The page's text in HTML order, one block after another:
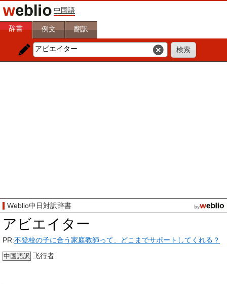
中国語
辞書 例文 翻訳
Weblio中日対訳辞書
アビエイター
PR:不登校の子に合う家庭教師って、どこまでサポートしてくれる？
中国語訳 飞行者